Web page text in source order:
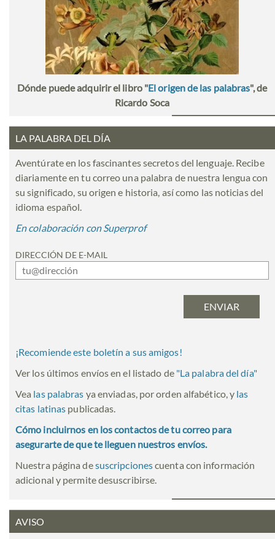
Dónde puede adquirir el libro "El origen de las palabras", de
Ricardo Soca
LA PALABRA DEL DÍA
Aventúrate en los fascinantes secretos del lenguaje. Recibe
diariamente en tu correo una palabra de nuestra lengua con
su significado, su origen e historia, así como las noticias del
idioma español.
En colaboración con Superprof
DIRECCIÓN DE E-MAIL
¡Recomiende este boletín a sus amigos!
Ver los últimos envíos en el listado de "La palabra del día"
Vea las palabras ya enviadas, por orden alfabético, y las
citas latinas publicadas.
Cómo incluirnos en los contactos de tu correo para
asegurarte de que te lleguen nuestros envíos.
Nuestra página desuscripcionescuenta con información
adicional y permite desuscribirse.
AVISO